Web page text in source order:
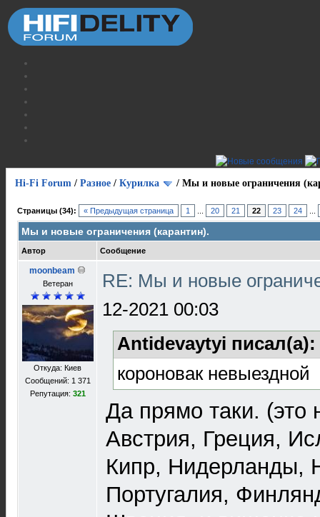
Hi-Fi Forum / Разное / Курилка / Мы и новые ограничения
Страницы (34): « Предыдущая страница 1 20 21 22 23 24
Мы и новые ограничения (карантин).
Автор Сообщение
moonbeam
Ветеран
Откуда: Киев
Сообщений: 1 371
Репутация: 321
RE: Мы и новые
12-2021 00:03
Antidevaytyi писал(а):
короновак невыездной
Да прямо таки. (это
Австрия, Греция,
Кипр, Нидерланды,
Португалия,